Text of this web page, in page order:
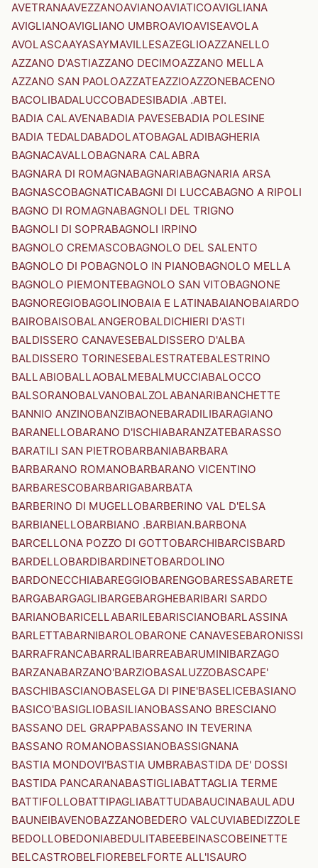
AVETRANAAVEZZANOAVIANOAVIATICOAVIGLIANA
AVIGLIANOAVIGLIANO UMBROAVIOAVISEAVOLA
AVOLASCAAYASAYMAVILLESAZEGLIOAZZANELLO
AZZANO D'ASTIAZZANO DECIMOAZZANO MELLA
AZZANO SAN PAOLOAZZATEAZZIOAZZONEBACENO
BACOLIBADALUCCOBADESIBADIA .ABTEI.
BADIA CALAVENABADIA PAVESEBADIA POLESINE
BADIA TEDALDABADOLATOBAGALADIBAGHERIA
BAGNACAVALLOBAGNARA CALABRA
BAGNARA DI ROMAGNABAGNARIABAGNARIA ARSA
BAGNASCOBAGNATICABAGNI DI LUCCABAGNO A RIPOLI
BAGNO DI ROMAGNABAGNOLI DEL TRIGNO
BAGNOLI DI SOPRABAGNOLI IRPINO
BAGNOLO CREMASCOBAGNOLO DEL SALENTO
BAGNOLO DI POBAGNOLO IN PIANOBAGNOLO MELLA
BAGNOLO PIEMONTEBAGNOLO SAN VITOBAGNONE
BAGNOREGIOBAGOLINOBAIA E LATINABAIANOBAIARDO
BAIROBAISOBALANGEROBALDICHIERI D'ASTI
BALDISSERO CANAVESEBALDISSERO D'ALBA
BALDISSERO TORINESEBALESTRATEBALESTRINO
BALLABIOBALLAOBALMEBALMUCCIABALOCCO
BALSORANOBALVANOBALZOLABANARIBANCHETTE
BANNIO ANZINOBANZIBAONEBARADILIBARAGIANO
BARANELLOBARANO D'ISCHIABARANZATEBARASSO
BARATILI SAN PIETROBARBANIABARBARA
BARBARANO ROMANOBARBARANO VICENTINO
BARBARESCOBARBARIGABARBATA
BARBERINO DI MUGELLOBARBERINO VAL D'ELSA
BARBIANELLOBARBIANO .BARBIAN.BARBONA
BARCELLONA POZZO DI GOTTOBARCHIBARCISBARD
BARDELLOBARDIBARDINETOBARDOLINO
BARDONECCHIABAREGGIOBARENGOBARESSABARETE
BARGABARGAGLIBARGEBARGHEBARIBARI SARDO
BARIANOBARICELLABARILEBARISCIANOBARLASSINA
BARLETTABARNIBAROLOBARONE CANAVESEBARONISSI
BARRAFRANCABARRALIBARREABARUMINIBARZAGO
BARZANABARZANO'BARZIOBASALUZZOBASCAPE'
BASCHIBASCIANOBASELGA DI PINE'BASELICEBASIANO
BASICO'BASIGLIOBASILIANOBASSANO BRESCIANO
BASSANO DEL GRAPPABASSANO IN TEVERINA
BASSANO ROMANOBASSIANOBASSIGNANA
BASTIA MONDOVI'BASTIA UMBRABASTIDA DE' DOSSI
BASTIDA PANCARANABASTIGLIABATTAGLIA TERME
BATTIFOLLOBATTIPAGLIABATTUDABAUCINABAULADU
BAUNEIBAVENOBAZZANOBEDERO VALCUVIABEDIZZOLE
BEDOLLOBEDONIABEDULITABEEBEINASCOBEINETTE
BELCASTROBELFIOREBELFORTE ALL'ISAURO